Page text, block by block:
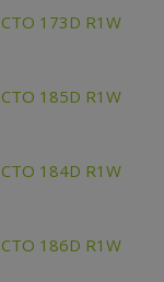
173D R1W
185D R1W
184D R1W
186D R1W